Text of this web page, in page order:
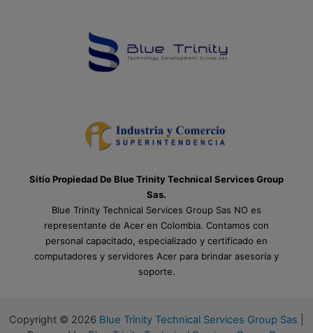
Sitio Propiedad De Blue Trinity Technical Services Group
Sas.
Blue Trinity Technical Services Group Sas NO es
representante de Acer en Colombia. Contamos con
personal capacitado, especializado y certificado en
computadores y servidores Acer para brindar asesoría y
soporte.
Copyright © 2026 Blue Trinity Technical Services Group Sas